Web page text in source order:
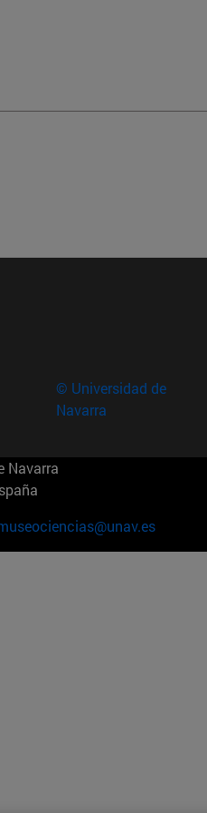
© Universidad de
Navarra
Navarra